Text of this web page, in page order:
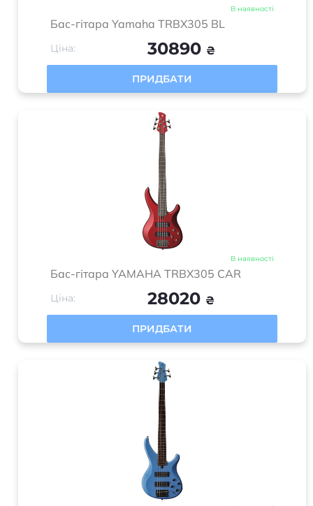
В наявності
Бас-гітара Yamaha TRBX305 BL
Ціна: 30890 ₴
ПРИДБАТИ
В наявності
Бас-гітара YAMAHA TRBX305 CAR
Ціна: 28020 ₴
ПРИДБАТИ